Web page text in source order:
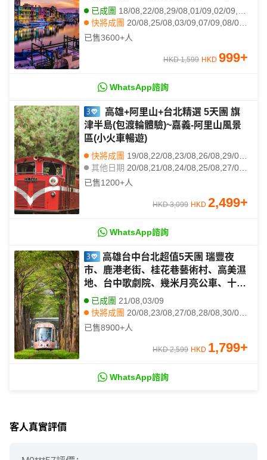
人碼頭、幾米廣場、全日自由活動【免
費代辦台灣簽證(網證)*】
已成團 18/08,22/08,29/08,01/09,02/09,05/09,09/09,12/09,16/09,17/09,22/09,24/09,06/10,08/10,13/10,15/10,20/10,14/11
快將成團 20/08,25/08,03/09,07/09,08/09,10/09,15/09,19/09,20/09,23/09,26/09,27/09,29/09,30/09,04/10,07/10,10/10,14/10,17/10,18/10
其他日期 21/08,23/08,24/08,28/08,30/08,31/08,04/09,06/09,11/09,13/09,14/09,18/09,21/09,25/09,28/09,01/10,02/10,03/10,05/10,09/10
已售3600+人
HKD 1,599 HKD 999+
WhatsApp諮詢
高雄+阿里山+台北精選 5天團 旗
津半島(包渡輪體驗)~嘉義-阿里山風景
區(小火車暢遊)
快將成團 19/08,22/08,23/08,26/08,29/08,30/08,01/09,03/09,08/09,10/09,15/09,17/09,22/09,24/09,27/09,20/10,20/12,21/12,23/12,24/12
其他日期 20/08,21/08,24/08,25/08,27/08,28/08,31/08,02/09,04/09,05/09,06/09,07/09,09/09,11/09,12/09,13/09,14/09,16/09,18/09,19/09
已售1200+人
HKD 3,099 HKD 2,499+
WhatsApp諮詢
高雄台中台北超值5天團 瑞豐夜
市、鹿港老街、桂花巷藝術村、高美濕
地、台中歌劇院、幾米月亮公車、十分
瀑布、十分老街放天燈
已成團 21/08,03/09
快將成團 20/08,23/08,27/08,28/08,30/08,04/09,05/09,06/09,08/09,10/09,11/09,13/09,17/09,18/09,20/09,22/09,23/09,24/09,25/09,26/09
其他日期 22/08,24/08,25/08,26/08,29/08,31/08,01/09,02/09,07/09,09/09,12/09,14/09,15/09,16/09,19/09,21/09,29/09,30/09,03/10,04/10
已售8900+人
HKD 2,599 HKD 1,799+
WhatsApp諮詢
客人真實評價